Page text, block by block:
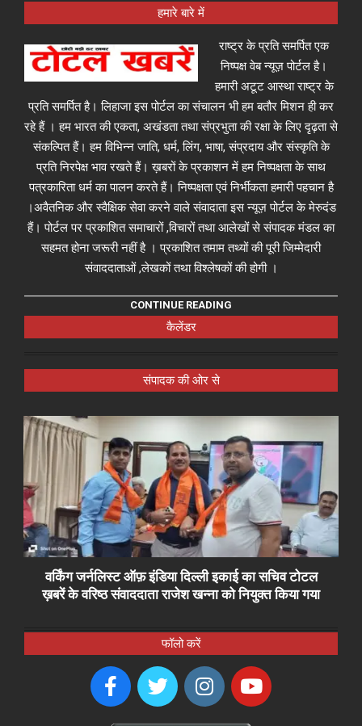
हमारे बारे में
राष्ट्र के प्रति समर्पित एक
निष्पक्ष वेब न्यूज़ पोर्टल है।
हमारी अटूट आस्था राष्ट्र के
प्रति समर्पित है। लिहाजा इस पोर्टल का संचालन भी हम बतौर मिशन ही कर
रहे हैं । हम भारत की एकता, अखंडता तथा संप्रभुता की रक्षा के लिए दृढ़ता से
संकल्पित हैं। हम विभिन्न जाति, धर्म, लिंग, भाषा, संप्रदाय और संस्कृति के
प्रति निरपेक्ष भाव रखते हैं। ख़बरों के प्रकाशन में हम निष्पक्षता के साथ
पत्रकारिता धर्म का पालन करते हैं। निष्पक्षता एवं निर्भीकता हमारी पहचान है
।अवैतनिक और स्वैक्षिक सेवा करने वाले संवादाता इस न्यूज़ पोर्टल के मेरुदंड
हैं। पोर्टल पर प्रकाशित समाचारों ,विचारों तथा आलेखों से संपादक मंडल का
सहमत होना जरूरी नहीं है । प्रकाशित तमाम तथ्यों की पूरी जिम्मेदारी
संवाददाताओं ,लेखकों तथा विश्लेषकों की होगी ।
CONTINUE READING
कैलेंडर
संपादक की ओर से
वर्किंग जर्नलिस्ट ऑफ़ इंडिया दिल्ली इकाई का सचिव टोटल
ख़बरें के वरिष्ठ संवाददाता राजेश खन्ना को नियुक्त किया गया
फॉलो करें